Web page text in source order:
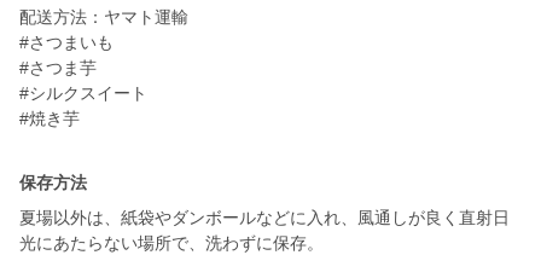
配送方法：ヤマト運輸
#さつまいも
#さつま芋
#シルクスイート
#焼き芋
保存方法
夏場以外は、紙袋やダンボールなどに入れ、風通しが良く直射日
光にあたらない場所で、洗わずに保存。